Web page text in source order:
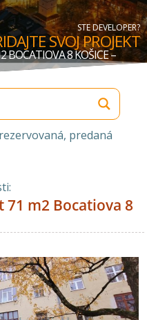
STE DEVELOPER?
SVOJ PROJEKT
BOCATIOVA 8 KOŠICE –
predaná
m2 Bocatiova 8